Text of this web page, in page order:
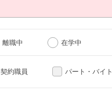
離職中 在学中
契約職員 パート・バイト